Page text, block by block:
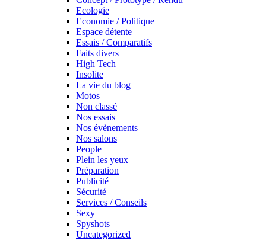
Ecologie
Economie / Politique
Espace détente
Essais / Comparatifs
Faits divers
High Tech
Insolite
La vie du blog
Motos
Non classé
Nos essais
Nos évènements
Nos salons
People
Plein les yeux
Préparation
Publicité
Sécurité
Services / Conseils
Sexy
Spyshots
Uncategorized